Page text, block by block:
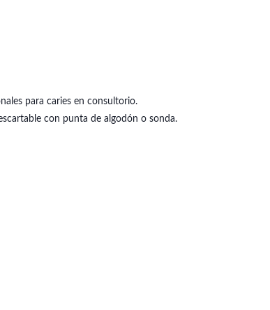
para caries en consultorio.
con punta de algodón o sonda.